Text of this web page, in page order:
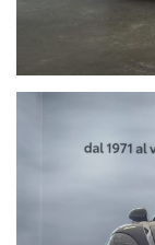
compresa nel
Siamo a vostra
passaggio di
Finanziamenti
mercato, con
Servizi Post-Vendita :
° Possibilità di
° Soccorso
° Assicurazioni